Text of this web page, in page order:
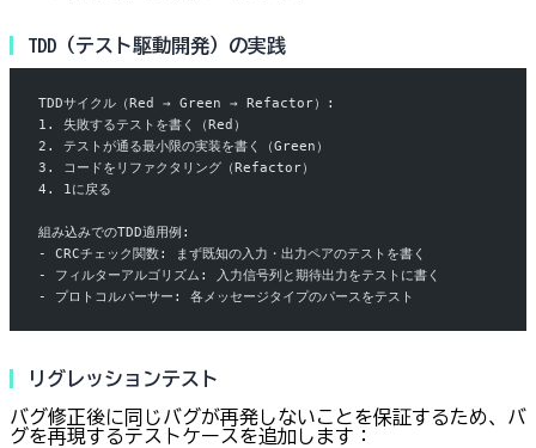
TDD（テスト駆動開発）の実践
TDDサイクル（Red → Green → Refactor）:
1. 失敗するテストを書く（Red）
2. テストが通る最小限の実装を書く（Green）
3. コードをリファクタリング（Refactor）
4. 1に戻る
組み込みでのTDD適用例:
- CRCチェック関数: まず既知の入力・出力ペアのテストを書く
- フィルターアルゴリズム: 入力信号列と期待出力をテストに書く
- プロトコルパーサー: 各メッセージタイプのパースをテスト
リグレッションテスト
バグ修正後に同じバグが再発しないことを保証するため、バ
グを再現するテストケースを追加します：